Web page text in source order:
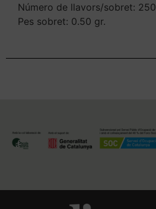
Número de llavors/sobret: 250
Pes sobret: 0.50 gr.